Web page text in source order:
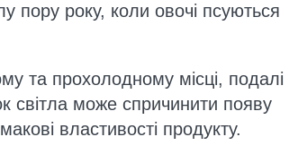
пору року, коли овочі псуються
та прохолодному місці, подалі
світла може спричинити появу
властивості продукту.